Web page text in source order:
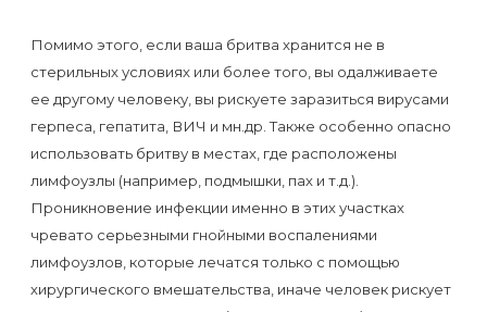
к
косметологу?
Рекомендации
по
уходу
за
кожей
после
Помимо этого, если ваша бритва хранится не в
стерильных условиях или более того, вы одалживаете
ее другому человеку, вы рискуете заразиться вирусами
герпеса, гепатита, ВИЧ и мн.др. Также особенно опасно
использовать бритву в местах, где расположены
лимфоузлы (например, подмышки, пах и т.д.).
Проникновение инфекции именно в этих участках
чревато серьезными гнойными воспалениями
лимфоузлов, которые лечатся только с помощью
хирургического вмешательства, иначе человек рискует